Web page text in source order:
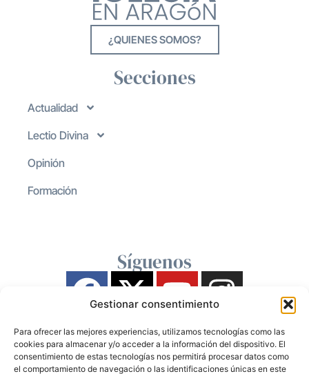
Gestionar consentimiento
Para ofrecer las mejores experiencias, utilizamos tecnologías como las
cookies para almacenar y/o acceder a la información del dispositivo. El
consentimiento de estas tecnologías nos permitirá procesar datos como
el comportamiento de navegación o las identificaciones únicas en este
¿QUIENES SOMOS?
Secciones
Actualidad
Lectio Divina
Opinión
Formación
Síguenos